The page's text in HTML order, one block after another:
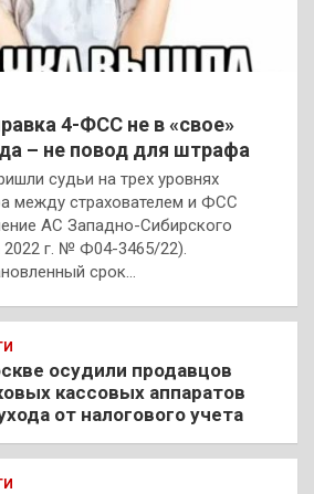
4-ФСС не в «свое»
– не повод для штрафа
судьи на трех уровнях
между страхователем и ФСС
АС Западно-Сибирского
2022 г. № Ф04-3465/22).
срок…
осудили продавцов
кассовых аппаратов
от налогового учета